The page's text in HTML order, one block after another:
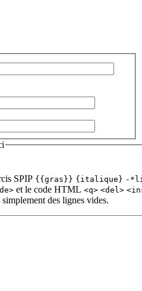
SPIP {{gras}} {italique} -
et le code HTML <q> <del>
des lignes vides.